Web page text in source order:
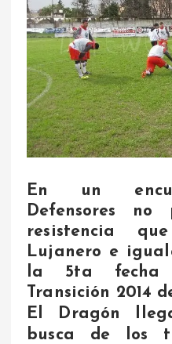
En un
Defensores
resistencia
Lujanero e
la 5ta fecha
Transición 2014
El Dragón
busca de los